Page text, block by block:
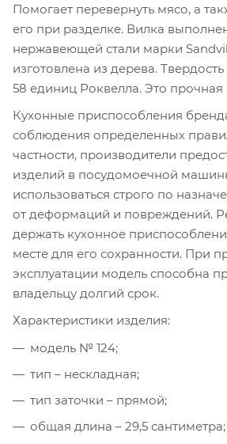
Помогает перевернуть мясо, а
его при разделке. Вилка
нержавеющей стали марки
изготовлена из дерева.
58 единиц Роквелла. Это
Кухонные приспособления
соблюдения определенных
частности, производители
изделий в посудомоечной
использоваться строго по
от деформаций и повреждений.
держать кухонное
месте для его сохранности. При
эксплуатации модель способна
владельцу долгий срок.
Характеристики изделия:
модель № 124;
тип – нескладная;
тип заточки – прямой;
общая длина – 29,5 сантиметра;